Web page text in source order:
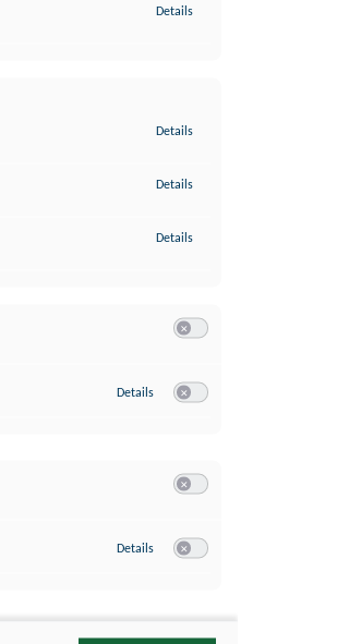
Details
Details
Details
Details
Details zu Google Analytics
Details zu YouTube